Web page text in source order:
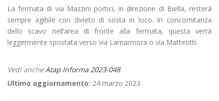
La fermata di via Mazzini portici, in direzione di Biella, resterà
sempre agibile con divieto di sosta in loco. In concomitanza
dello scavo nell’area di fronte alla fermata, questa verrà
leggermente spostata verso via Lamarmora o via Matteotti.
Vedi ancheAtap Informa 2023-048
Ultimo aggiornamento: 24 marzo 2023